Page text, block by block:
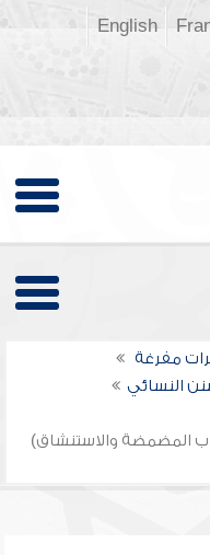
English
مفرغة
النسائي
المضمضة والاستنشاق)